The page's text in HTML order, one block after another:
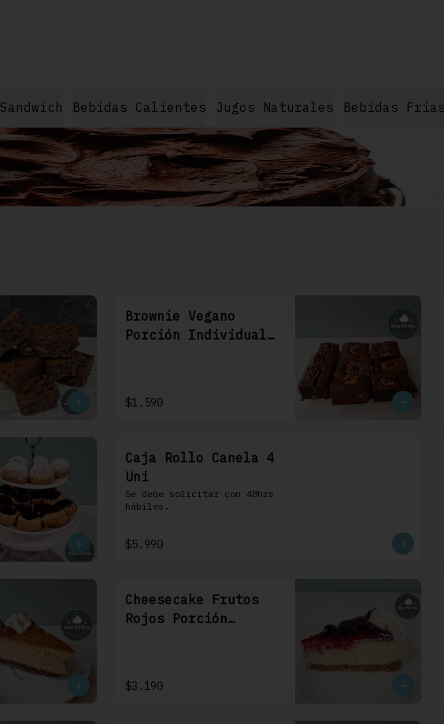
Sandwich Bebidas Calientes Jugos Naturales Bebidas Frias
Brownie Vegano
Porción Individual
$1.590
Caja Rollo Canela 4
Uni
Se debe solicitar con 48hrs
hábiles.
$5.990
Cheesecake Frutos
Rojos Porción
$3.190